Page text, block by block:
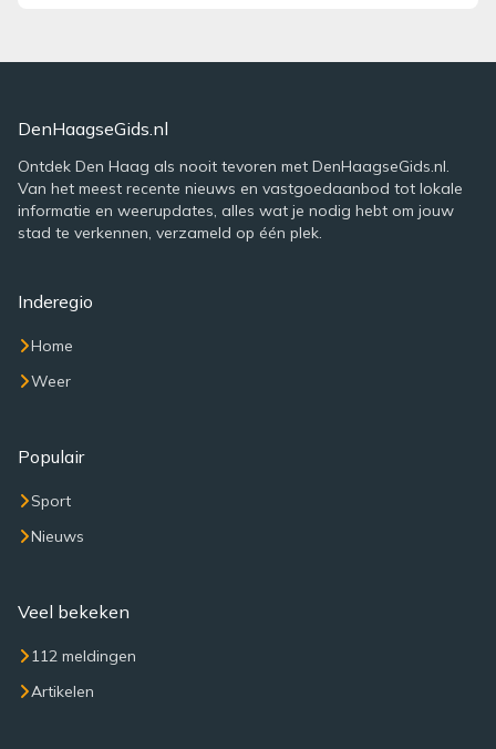
DenHaagseGids.nl
Ontdek Den Haag als nooit tevoren met DenHaagseGids.nl.
Van het meest recente nieuws en vastgoedaanbod tot lokale
informatie en weerupdates, alles wat je nodig hebt om jouw
stad te verkennen, verzameld op één plek.
Inderegio
Home
Weer
Populair
Sport
Nieuws
Veel bekeken
112 meldingen
Artikelen